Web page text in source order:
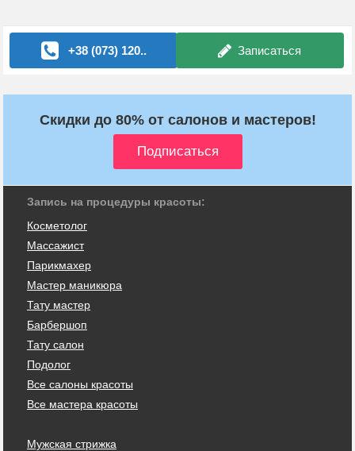
+38 (073) 120.. Записаться
Скидки до 80% от салонов и мастеров!
Запись на процедуры красоты:
Косметолог
Массажист
Парикмахер
Мастер маникюра
Тату мастер
Барбершоп
Тату салон
Подолог
Все салоны красоты
Все мастера красоты
Мужская стрижка